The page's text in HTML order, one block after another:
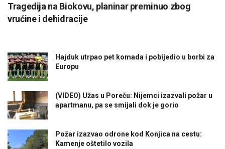
Tragedija na Biokovu, planinar preminuo zbog
vrućine i dehidracije
Hajduk utrpao pet komada i pobijedio u borbi za
Europu
(VIDEO) Užas u Poreču: Nijemci izazvali požar u
apartmanu, pa se smijali dok je gorio
Požar izazvao odrone kod Konjica na cestu:
Kamenje oštetilo vozila